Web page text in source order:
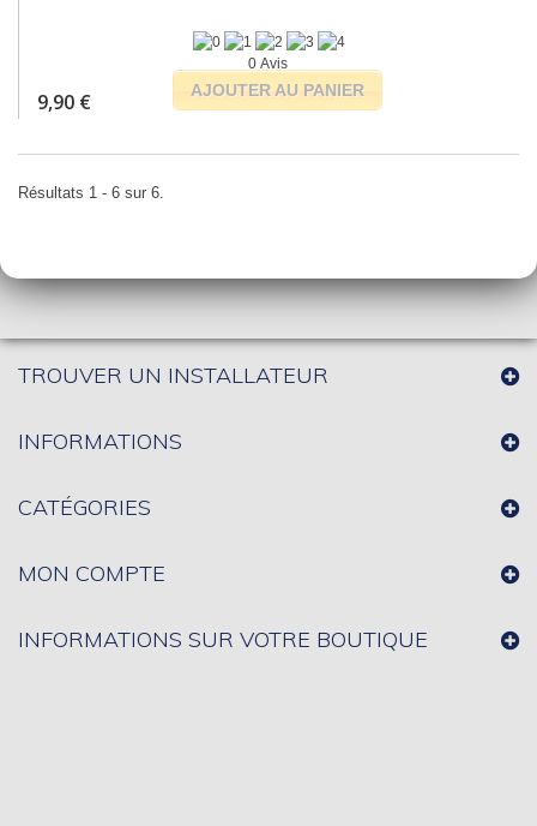
0 Avis
9,90 € AJOUTER AU PANIER
Résultats 1 - 6 sur 6.
TROUVER UN INSTALLATEUR
INFORMATIONS
CATÉGORIES
MON COMPTE
INFORMATIONS SUR VOTRE BOUTIQUE